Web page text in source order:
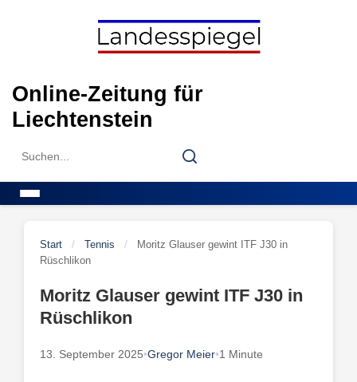
Online-Zeitung für
Liechtenstein
Search
Search
Start / Tennis /
Moritz Glauser gewint ITF J30 in
Rüschlikon
Moritz Glauser gewint ITF J30 in
Rüschlikon
13. September 2025•Gregor Meier•1 Minute